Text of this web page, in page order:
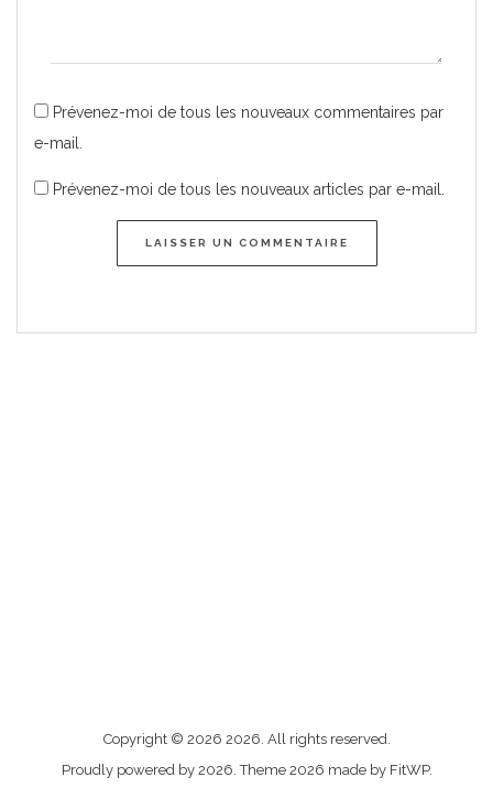
Prévenez-moi de tous les nouveaux commentaires par
e-mail.
Prévenez-moi de tous les nouveaux articles par e-mail.
LAISSER UN COMMENTAIRE
contacter
Copyright © 2026 2026. All rights reserved.
Proudly powered by 2026. Theme 2026 made by FitWP.